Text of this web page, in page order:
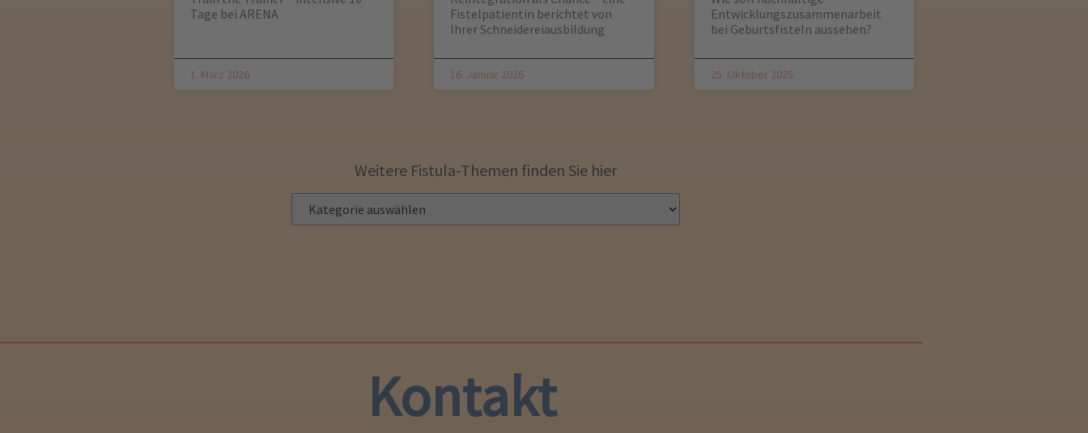
Tage bei ARENA
1. März 2026
Fistelpatientin berichtet von
Ihrer Schneidereiausbildung
16. Januar 2026
Entwicklungszusammenarbeit
bei Geburtsfisteln aussehen?
25. Oktober 2025
Weitere Fistula-Themen finden Sie hier
Kontakt